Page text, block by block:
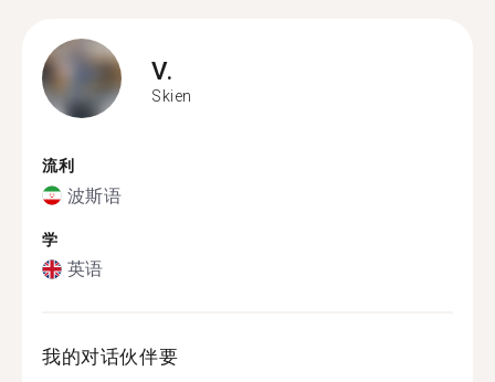
V.
Skien
流利
波斯语
学
英语
我的对话伙伴要